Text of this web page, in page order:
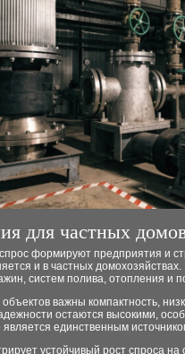
для частных
формируют предприятия и
и в частных
систем полива, отопления и
важны компактность,
остаются высокими,
единственным
устойчивый рост спроса